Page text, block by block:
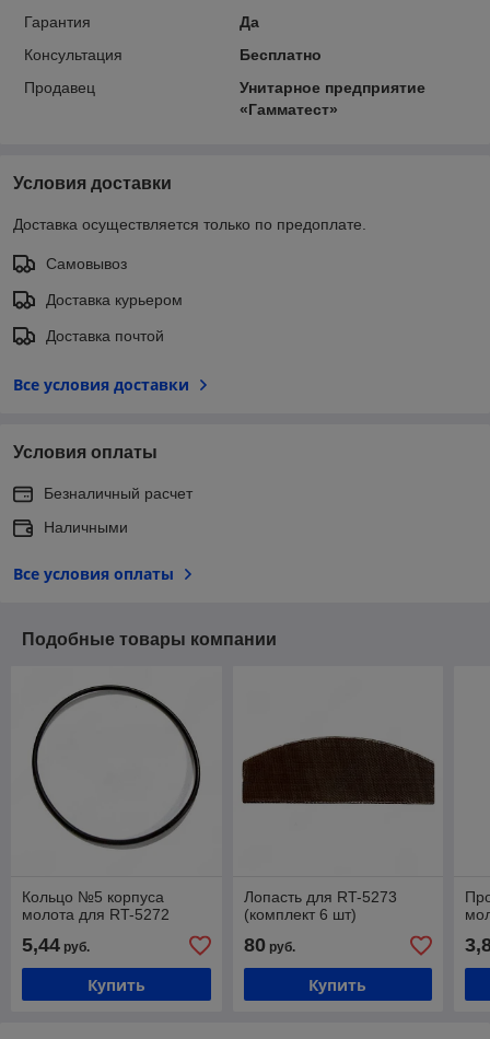
Гарантия
Да
Консультация
Бесплатно
Продавец
Унитарное предприятие
«Гамматест»
Условия доставки
Доставка осуществляется только по предоплате.
Самовывоз
Доставка курьером
Доставка почтой
Все условия доставки
Условия оплаты
Безналичный расчет
Наличными
Все условия оплаты
Подобные товары компании
Кольцо №5 корпуса
молота для RT-5272
5,44 руб.
Купить
Лопасть для RT-5273
(комплект 6 шт)
80руб.
Купить